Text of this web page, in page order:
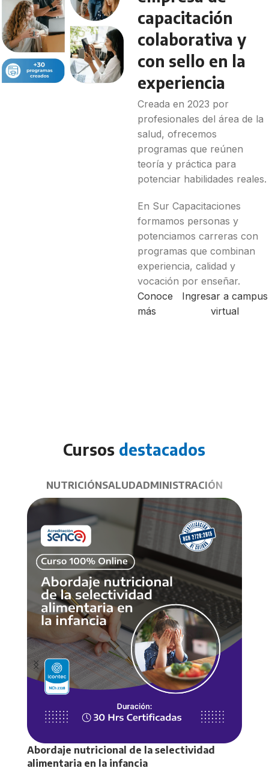
capacitación
colaborativa y
con sello en la
experiencia
Creada en 2023 por
profesionales del área de la
salud, ofrecemos
programas que reúnen
teoría y práctica para
potenciar habilidades reales.
En Sur Capacitaciones
formamos personas y
potenciamos carreras con
programas que combinan
experiencia, calidad y
vocación por enseñar.
Conoce
más
Ingresar a campus
virtual
Cursos destacados
NUTRICIÓNSALUDADMINISTRACIÓN
Abordaje nutricional de la selectividad
alimentaria en la infancia